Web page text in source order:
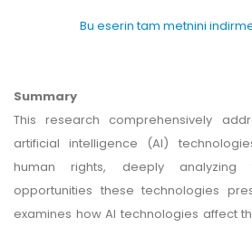
Bu eserin tam metnini
Summary
This research comprehensively
artificial intelligence (AI)
human rights, deeply analyzing
opportunities these technologies
examines how AI technologies affect